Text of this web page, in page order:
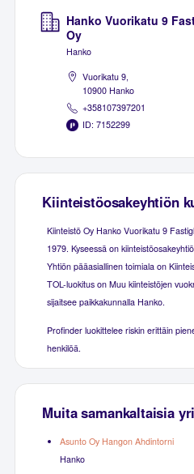
Hanko Vuorikatu 9
Oy
Hanko
Vuorikatu 9,
10900 Hanko
+358107397201
ID: 7152299
Kiinteistöosakeyhtiön
Kiinteistö Oy Hanko Vuorikatu 9
1979. Kyseessä on
Yhtiön pääasiallinen toimiala on
TOL-luokitus on Muu kiinteistöjen
sijaitsee paikkakunnalla Hanko.
Profinder luokittelee riskin erittäin
henkilöä.
Muita samankaltaisia
Asunto Oy Hangon Ahdintorni
Hanko